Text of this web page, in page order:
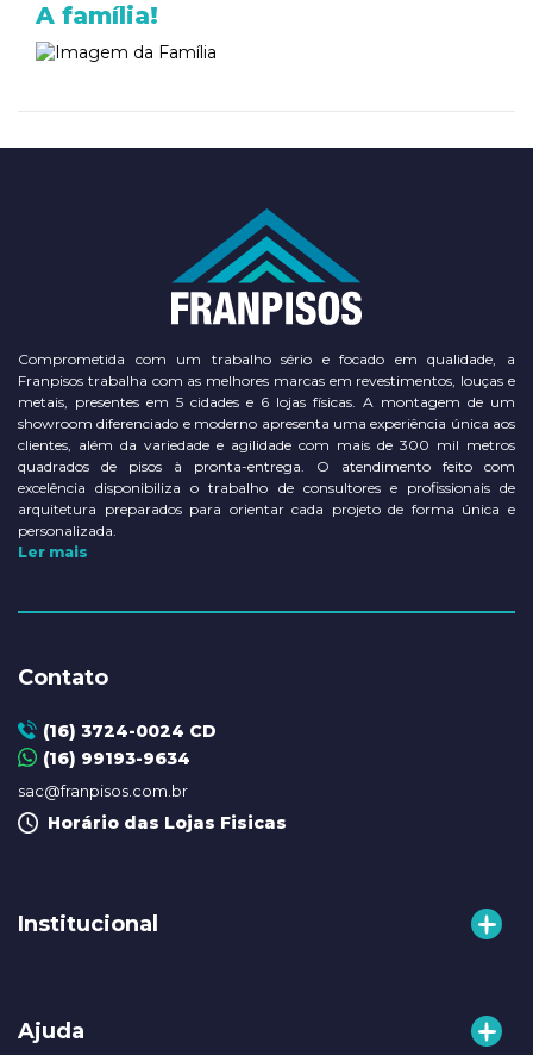
A família!
Comprometida com um trabalho sério e focado em qualidade, a
Franpisos trabalha com as melhores marcas em revestimentos, louças e
metais, presentes em 5 cidades e 6 lojas físicas. A montagem de um
showroom diferenciado e moderno apresenta uma experiência única aos
clientes, além da variedade e agilidade com mais de 300 mil metros
quadrados de pisos à pronta-entrega. O atendimento feito com
excelência disponibiliza o trabalho de consultores e profissionais de
arquitetura preparados para orientar cada projeto de forma única e
personalizada.
Ler mais
Contato
(16) 3724-0024 CD
(16) 99193-9634
sac@franpisos.com.br
Horário das Lojas Fisicas
Institucional
Nossas Lojas
Ajuda